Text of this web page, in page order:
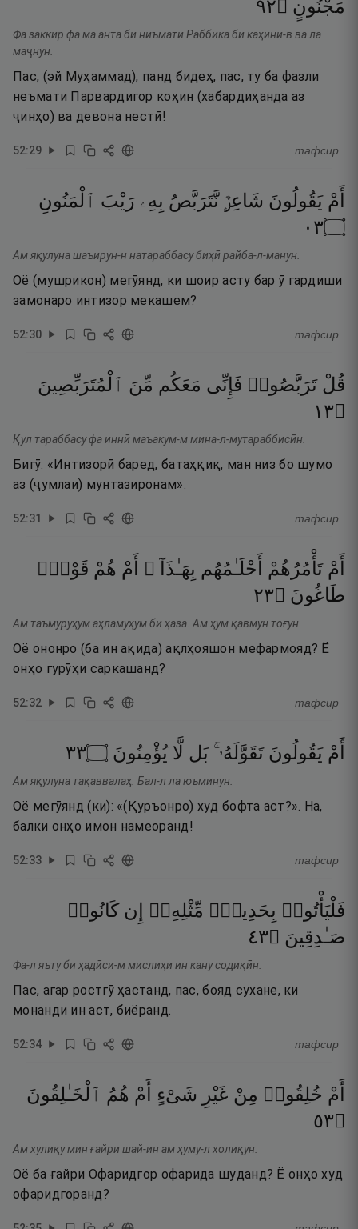
مَجْنُونٍ ۝٢٩
Фа заккир фа ма анта би ниъмати Раббика би каҳини-в ва ла
маҷнун.
Пас, (эй Муҳаммад), панд бидеҳ, пас, ту ба фазли
неъмати Парвардигор коҳин (хабардиҳанда аз
ҷинҳо) ва девона нестӣ!
52:29 тафсир
أَمْ يَقُولُونَ شَاعِرٌۭ نَّتَرَبَّصُ بِهِۦ رَيْبَ ٱلْمَنُونِ
۝٣٠
Ам яқулуна шаъирун-н натараббасу биҳӣ райба-л-манун.
Оё (мушрикон) мегӯянд, ки шоир асту бар ӯ гардиши
замонаро интизор мекашем?
52:30 тафсир
قُلْ تَرَبَّصُوا۟ فَإِنِّى مَعَكُم مِّنَ ٱلْمُتَرَبِّصِينَ
۝٣١
Қул тараббасу фа иннӣ маъакум-м мина-л-мутараббисӣн.
Бигӯ: «Интизорӣ баред, батаҳқиқ, ман низ бо шумо
аз (ҷумлаи) мунтазиронам».
52:31 тафсир
أَمْ تَأْمُرُهُمْ أَحْلَـٰمُهُم بِهَـٰذَآ ۚ أَمْ هُمْ قَوْمٌۭ
طَاغُونَ ۝٣٢
Ам таъмуруҳум аҳламуҳум би ҳаза. Ам ҳум қавмун тоғун.
Оё ононро (ба ин ақида) ақлҳояшон мефармояд? Ё
онҳо гурӯҳи саркашанд?
52:32 тафсир
أَمْ يَقُولُونَ تَقَوَّلَهُۥ ۚ بَل لَّا يُؤْمِنُونَ ۝٣٣
Ам яқулуна тақаввалаҳ. Бал-л ла юъминун.
Оё мегӯянд (ки): «(Қуръонро) худ бофта аст?». На,
балки онҳо имон намеоранд!
52:33 тафсир
فَلْيَأْتُوا۟ بِحَدِيثٍۢ مِّثْلِهِۦٓ إِن كَانُوا۟
صَـٰدِقِينَ ۝٣٤
Фа-л яъту би ҳадӣси-м мислиҳи ин кану содиқӣн.
Пас, агар ростгӯ ҳастанд, пас, бояд сухане, ки
монанди ин аст, биёранд.
52:34 тафсир
أَمْ خُلِقُوا۟ مِنْ غَيْرِ شَىْءٍ أَمْ هُمُ ٱلْخَـٰلِقُونَ
۝٣٥
Ам хулиқу мин ғайри шай-ин ам ҳуму-л холиқун.
Оё ба ғайри Офаридгор офарида шуданд? Ё онҳо худ
офаридгоранд?